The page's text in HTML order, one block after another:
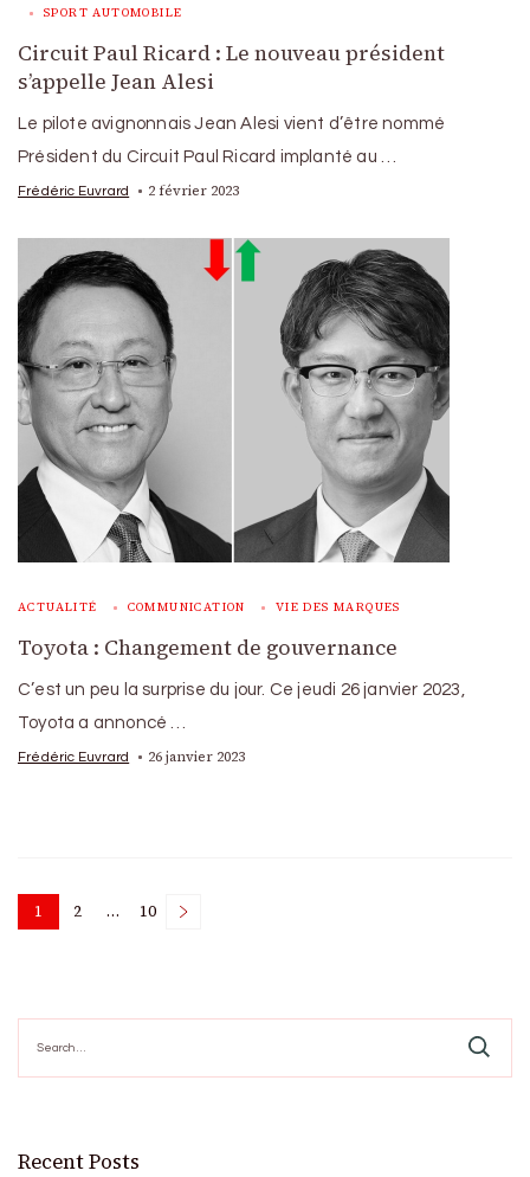
SPORT AUTOMOBILE
Circuit Paul Ricard : Le nouveau président
s’appelle Jean Alesi
Le pilote avignonnais Jean Alesi vient d’être nommé
Président du Circuit Paul Ricard implanté au …
Frédéric Euvrard 2 février 2023
ACTUALITÉ COMMUNICATION VIE DES MARQUES
Toyota : Changement de gouvernance
C’est un peu la surprise du jour. Ce jeudi 26 janvier 2023,
Toyota a annoncé …
Frédéric Euvrard 26 janvier 2023
Posts
Page
1 Page
2 … Page
10
for:
Recent Posts